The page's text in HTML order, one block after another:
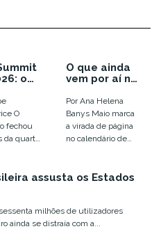
o
com
por
O
fechou
da quarta
que
O que ainda
vem por aí no
de inovação
de 2026
Por Ana Helena
Banys Maio marca
a virada de página
no calendário de
inovação no
assusta os Estados
ainda se distraía com a...